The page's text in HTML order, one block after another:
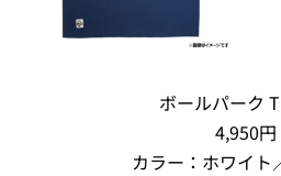
ボールパーク
4,950円
カラー：ホワイト